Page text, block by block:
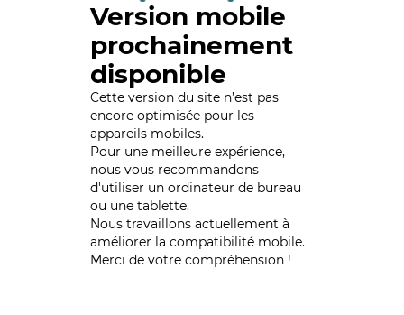
Version mobile
prochainement
disponible
Cette version du site n’est pas
encore optimisée pour les
appareils mobiles.
Pour une meilleure expérience,
nous vous recommandons
d'utiliser un ordinateur de bureau
ou une tablette.
Nous travaillons actuellement à
améliorer la compatibilité mobile.
Merci de votre compréhension !